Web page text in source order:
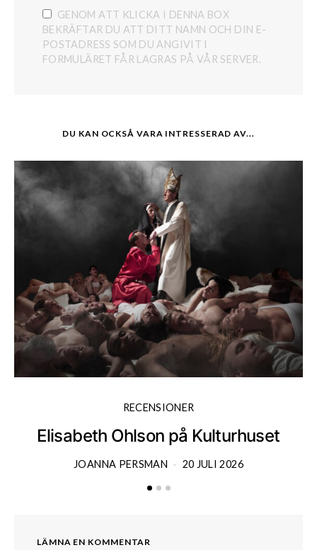
GENOM ATT KLICKA I DENNA BOX
BEKRÄFTAR DU ATT DITT NAMN OCH DIN E-
POSTADRESS SOM DU ANGIVIT I
FORMULÄRET FÅR LAGRAS PÅ VÅR SERVER.
DU KAN OCKSÅ VARA INTRESSERAD AV...
RECENSIONER
Elisabeth Ohlson på Kulturhuset
JOANNA PERSMAN 20 JULI 2026
LÄMNA EN KOMMENTAR